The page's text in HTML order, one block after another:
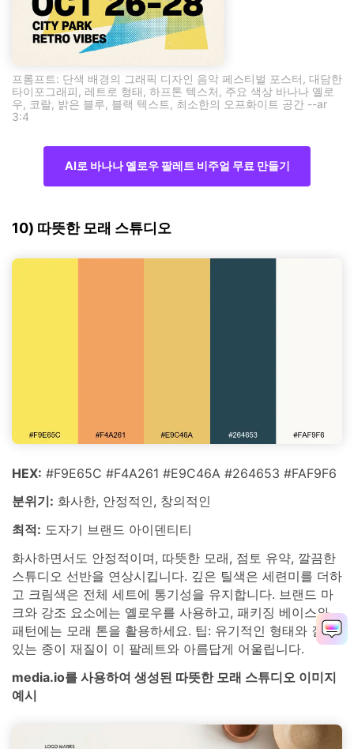
프롬프트: 단색 배경의 그래픽 디자인 음악 페스티벌 포스터, 대담한
타이포그래피, 레트로 형태, 하프톤 텍스처, 주요 색상 바나나 옐로
우, 코랄, 밝은 블루, 블랙 텍스트, 최소한의 오프화이트 공간 --ar
3:4
AI로 바나나 옐로우 팔레트 비주얼 무료 만들기
10) 따뜻한 모래 스튜디오
HEX: #F9E65C #F4A261 #E9C46A #264653 #FAF9F6
분위기: 화사한, 안정적인, 창의적인
최적: 도자기 브랜드 아이덴티티
화사하면서도 안정적이며, 따뜻한 모래, 점토 유약, 깔끔한
스튜디오 선반을 연상시킵니다. 깊은 틸색은 세련미를 더하
고 크림색은 전체 세트에 통기성을 유지합니다. 브랜드 마
크와 강조 요소에는 옐로우를 사용하고, 패키징 베이스와
패턴에는 모래 톤을 활용하세요. 팁: 유기적인 형태와 질감
있는 종이 재질이 이 팔레트와 아름답게 어울립니다.
media.io를 사용하여 생성된 따뜻한 모래 스튜디오 이미지
예시